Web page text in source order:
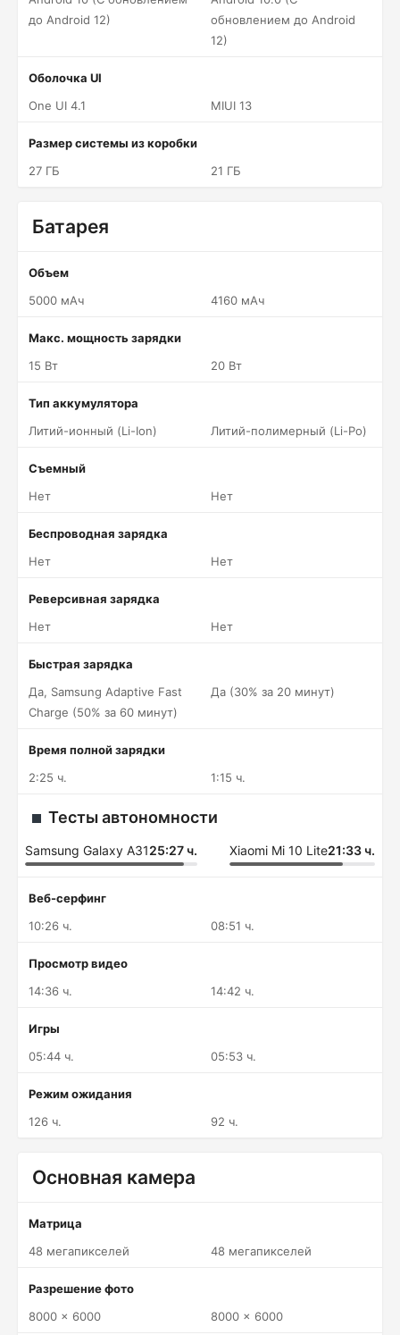
до Android 12)
обновлением до Android
12)
Оболочка UI
One UI 4.1
MIUI 13
Размер системы из коробки
27 ГБ
21 ГБ
Батарея
Объем
5000 мАч
4160 мАч
Макс. мощность зарядки
15 Вт
20 Вт
Тип аккумулятора
Литий-ионный (Li-Ion)
Литий-полимерный (Li-Po)
Съемный
Нет
Нет
Беспроводная зарядка
Нет
Нет
Реверсивная зарядка
Нет
Нет
Быстрая зарядка
Да, Samsung Adaptive Fast
Charge (50% за 60 минут)
Да (30% за 20 минут)
Время полной зарядки
2:25 ч.
1:15 ч.
Тесты автономности
Samsung Galaxy A3125:27 ч. Xiaomi Mi 10 Lite21:33 ч.
Веб-серфинг
10:26 ч.
08:51 ч.
Просмотр видео
14:36 ч.
14:42 ч.
Игры
05:44 ч.
05:53 ч.
Режим ожидания
126 ч.
92 ч.
Основная камера
Матрица
48 мегапикселей
48 мегапикселей
Разрешение фото
8000 x 6000
8000 x 6000